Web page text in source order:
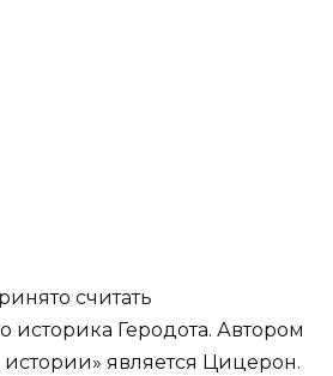
считать
историка Геродота. Автором
является Цицерон.